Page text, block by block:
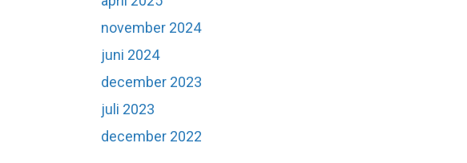
november 2024
juni 2024
december 2023
juli 2023
december 2022